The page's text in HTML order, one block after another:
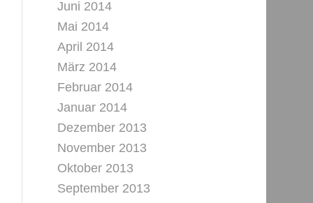
Juni 2014
Mai 2014
April 2014
März 2014
Februar 2014
Januar 2014
Dezember 2013
November 2013
Oktober 2013
September 2013